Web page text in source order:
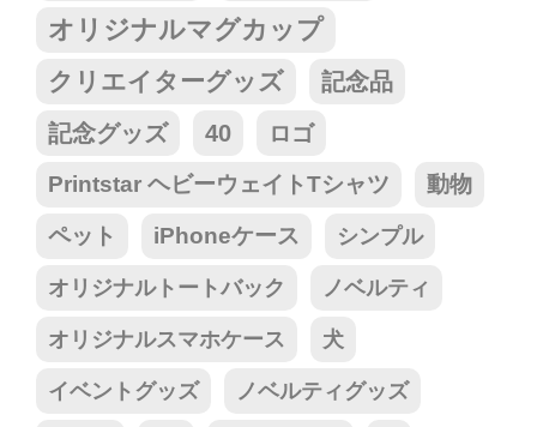
オリジナルマグカップ
クリエイターグッズ
記念品
記念グッズ
40 ロゴ
Printstar ヘビーウェイトTシャツ 動物
ペット iPhoneケース シンプル
オリジナルトートバック ノベルティ
オリジナルスマホケース 犬
イベントグッズ ノベルティグッズ